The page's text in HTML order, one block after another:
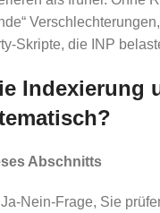
Skripte, die INP
Indexierung
Abschnitts
Nein-Frage, Sie